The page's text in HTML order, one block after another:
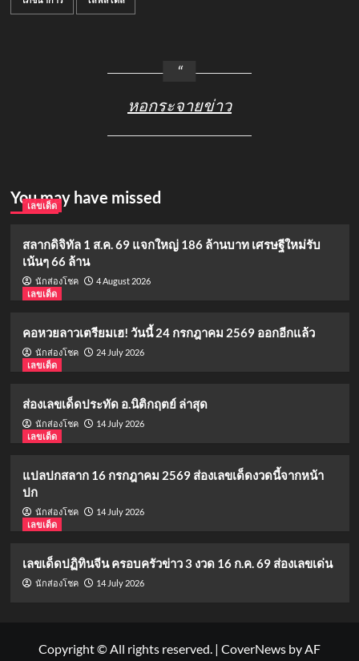
หอกระจายข่าว
You may have missed
เลขเด็ด
สลากดิจิทัล 1 ส.ค. 69 แจกใหญ่ 186 ล้านบาท เศรษฐีใหม่รับ
เน้นๆ 66 ล้าน
นักส่องโชค
4 August 2026
เลขเด็ด
คอหวยลาวเตรียมเฮ! วันนี้ 24 กรกฎาคม 2569 ออกอีกแล้ว
นักส่องโชค
24 July 2026
เลขเด็ด
ส่องเลขเด็ดประทัด อ.นิติกฤตย์ ล่าสุด
นักส่องโชค
14 July 2026
เลขเด็ด
แปลปกสลาก 16 กรกฎาคม 2569 ส่องเลขเด็ดงวดนี้จากหน้า
ปก
นักส่องโชค
14 July 2026
เลขเด็ด
เลขเด็ดปฏิทินจีน ครอบครัวข่าว 3 งวด 16 ก.ค. 69 ส่องเลขเด่น
นักส่องโชค 14 July 2026
Copyright © All rights reserved. | CoverNews by AF